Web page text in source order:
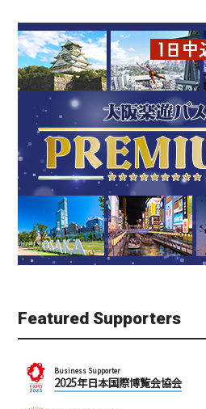
Featured Supporters
Business Supporter
2025年日本国際博覧会協会